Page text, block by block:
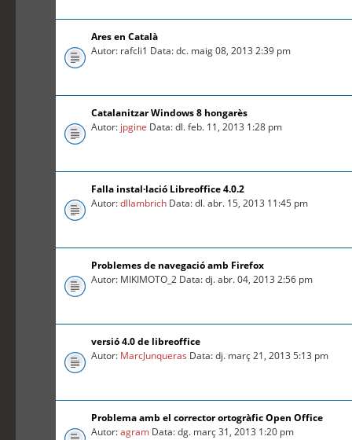
Ares en Català
Autor: rafcli1 Data: dc. maig 08, 2013 2:39 pm
Catalanitzar Windows 8 hongarès
Autor: jpgine Data: dl. feb. 11, 2013 1:28 pm
Falla instal·lació Libreoffice 4.0.2
Autor:dllambrich Data: dl. abr. 15, 2013 11:45 pm
Problemes de navegació amb Firefox
Autor: MIKIMOTO_2 Data: dj. abr. 04, 2013 2:56 pm
versió 4.0 de libreoffice
Autor: MarcJunqueras Data: dj. març 21, 2013 5:13 pm
Problema amb el corrector ortogràfic Open Office
Autor:agram Data: dg. març 31, 2013 1:20 pm